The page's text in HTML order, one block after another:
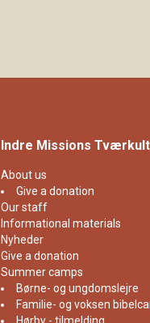
Indre Missions
About us
Give a donation
Our staff
Informational materials
Nyheder
Give a donation
Summer camps
Børne- og ungdomslejre
Familie- og voksen